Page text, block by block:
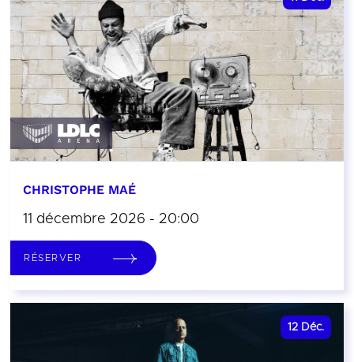
CHRISTOPHE MAÉ
11 décembre 2026 - 20:00
RÉSERVER
12 Déc.